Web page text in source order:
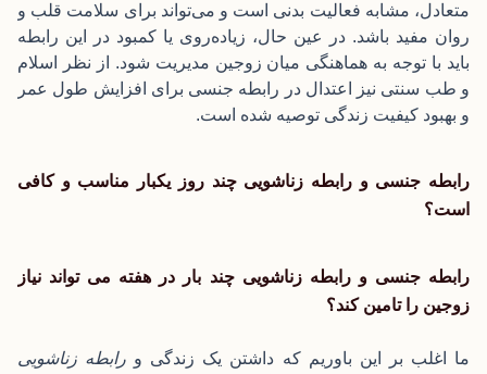
متعادل، مشابه فعالیت بدنی است و می‌تواند برای سلامت قلب و
روان مفید باشد. در عین حال، زیاده‌روی یا کمبود در این رابطه
باید با توجه به هماهنگی میان زوجین مدیریت شود. از نظر اسلام
و طب سنتی نیز اعتدال در رابطه جنسی برای افزایش طول عمر
و بهبود کیفیت زندگی توصیه شده است.
رابطه جنسی و رابطه زناشویی چند روز یکبار مناسب و کافی
است؟
رابطه جنسی و رابطه زناشویی چند بار در هفته می تواند نیاز
زوجین را تامین کند؟
ما اغلب بر این باوریم که داشتن یک زندگی و رابطه زناشویی